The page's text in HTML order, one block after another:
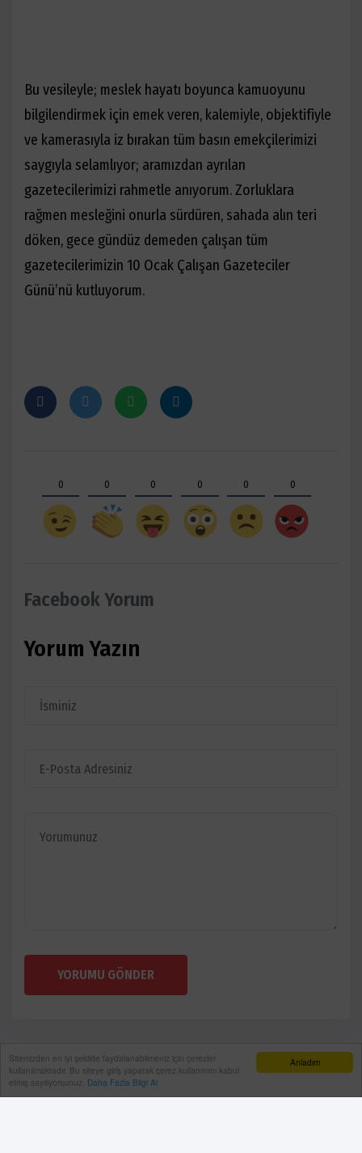
Anladım
Sitemizden en iyi şekilde faydalanabilmeniz için çerezler
kullanılmaktadır. Bu siteye giriş yaparak çerez kullanımını kabul
etmiş sayılıyorsunuz. Daha Fazla Bilgi Al
Bu vesileyle; meslek hayatı boyunca kamuoyunu
bilgilendirmek için emek veren, kalemiyle, objektifiyle
ve kamerasıyla iz bırakan tüm basın emekçilerimizi
saygıyla selamlıyor; aramızdan ayrılan
gazetecilerimizi rahmetle anıyorum. Zorluklara
rağmen mesleğini onurla sürdüren, sahada alın teri
döken, gece gündüz demeden çalışan tüm
gazetecilerimizin 10 Ocak Çalışan Gazeteciler
Günü’nü kutluyorum.
0 0 0 0 0 0
Facebook Yorum
Yorum Yazın
YORUMU GÖNDER